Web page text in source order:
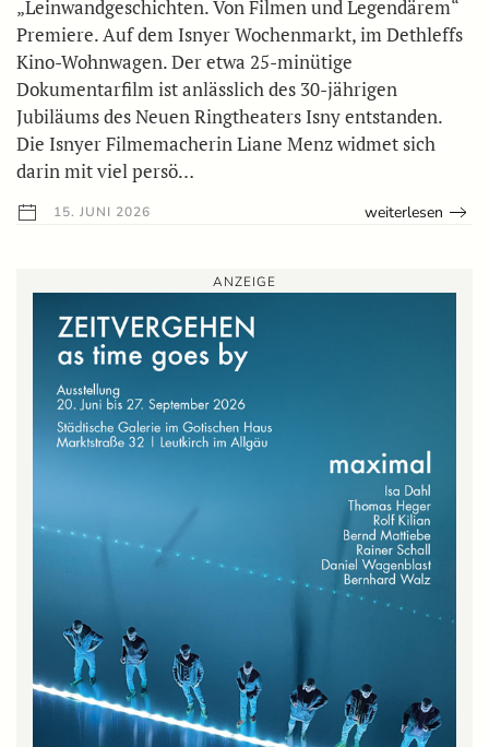
„Leinwandgeschichten. Von Filmen und Legendärem“
Premiere. Auf dem Isnyer Wochenmarkt, im Dethleffs
Kino-Wohnwagen. Der etwa 25-minütige
Dokumentarfilm ist anlässlich des 30-jährigen
Jubiläums des Neuen Ringtheaters Isny entstanden.
Die Isnyer Filmemacherin Liane Menz widmet sich
darin mit viel persö…
15. JUNI 2026 weiterlesen
ANZEIGE